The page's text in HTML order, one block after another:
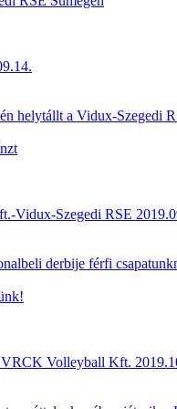
helytállt a Vidux-Szegedi
Vidux-Szegedi RSE
derbije férfi
Volleyball Kft.